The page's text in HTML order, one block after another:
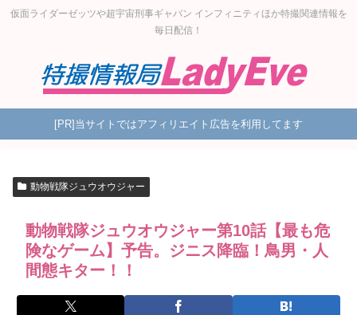
仮面ライダーゼッツや超宇宙刑事ギャバン インフィニティほか特撮関連情報を
毎日配信！
[PR]当サイトではアフィリエイト広告を利用してます
動物戦隊ジュウオウジャー
動物戦隊ジュウオウジャー第10話【最も危
険なゲーム】予告。ジニス降臨！鳥男・人
間態キター！！